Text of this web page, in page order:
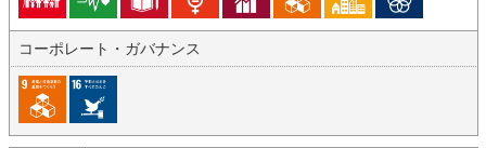
コーポレート・ガバナンス